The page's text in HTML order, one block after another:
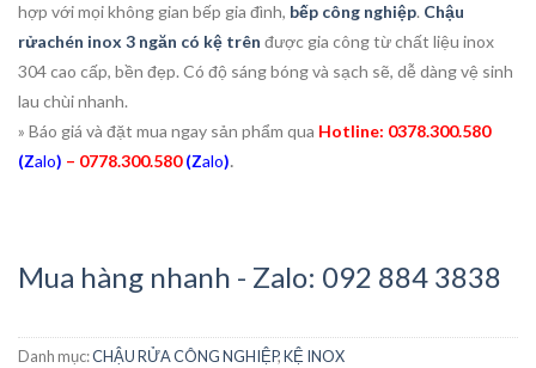
hợp với mọi không gian bếp gia đình, bếp công nghiệp. Chậu
rửachén inox 3 ngăn có kệ trên được gia công từ chất liệu inox
304 cao cấp, bền đẹp. Có độ sáng bóng và sạch sẽ, dễ dàng vệ sinh
lau chùi nhanh.
» Báo giá và đặt mua ngay sản phẩm qua Hotline: 0378.300.580
(Zalo) – 0778.300.580(Zalo).
Mua hàng nhanh - Zalo: 092 884 3838
Danh mục:CHẬU RỬA CÔNG NGHIỆP,KỆ INOX